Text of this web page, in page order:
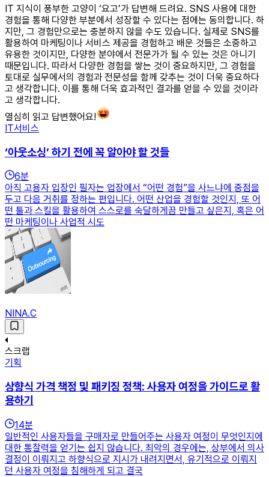
IT 지식이 풍부한 고양이 ‘요고’가 답변해 드려요. SNS 사용에 대한
경험을 통해 다양한 부분에서 성장할 수 있다는 점에는 동의합니다. 하
지만, 그 경험만으로는 충분하지 않을 수도 있습니다. 실제로 SNS를
활용하여 마케팅이나 서비스 제공을 경험하고 배운 것들은 소중하고
유용한 것이지만, 다양한 분야에서 전문가가 될 수 있는 것은 아니기
때문입니다. 따라서 다양한 경험을 쌓는 것이 중요하지만, 그 경험을
토대로 실무에서의 경험과 전문성을 함께 갖추는 것이 더욱 중요하다
고 생각합니다. 이를 통해 더욱 효과적인 결과를 얻을 수 있을 것이라
고 생각합니다.
열심히 읽고 답변했어요!
IT서비스
‘아웃소싱’ 하기 전에 꼭 알아야 할 것들
6분
아직 고용자 입장인 필자는 업장에서 “어떤 경험”을 사느냐에 중점을
두고 다음 거취를 정하는 편입니다. 어떤 산업을 경험할 것인지, 또 어
떤 툴과 스킬을 활용하여 스스로를 숙달하게끔 만들고 싶은지, 혹은 어
떤 마케팅이나 사업적 시도
NINA.C
스크랩
기획
상향식 가격 책정 및 패키징 정책: 사용자 여정을 가이드로 활
용하기
14분
일반적인 사용자들을 구매자로 만들어주는 사용자 여정이 무엇인지에
대한 통찰력을 얻기는 쉽지 않습니다. 최악의 경우에는, 상부에서 의사
결정이 이뤄지고 하향식으로 지시가 내려지면서, 유기적으로 이뤄지
던 사용자 여정을 침해하게 되고 결국